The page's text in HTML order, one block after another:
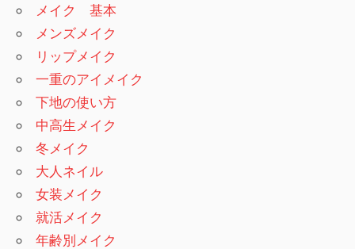
メイク 基本
メンズメイク
リップメイク
一重のアイメイク
下地の使い方
中高生メイク
冬メイク
大人ネイル
女装メイク
就活メイク
年齢別メイク